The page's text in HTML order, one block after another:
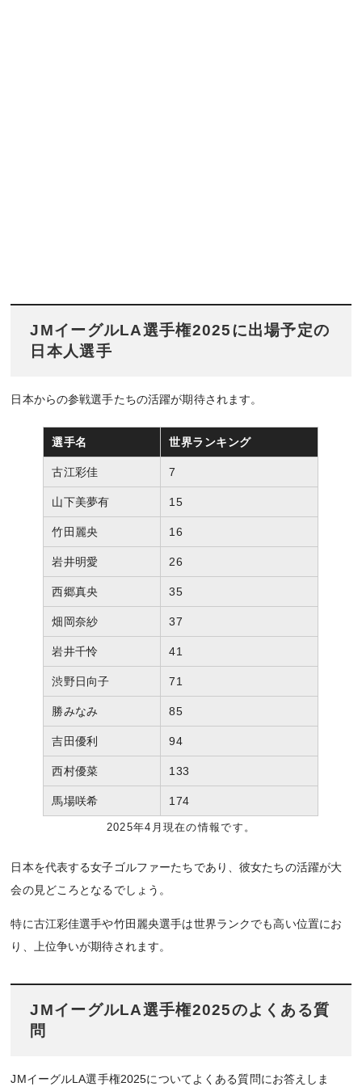
JMイーグルLA選手権2025に出場予定の
日本人選手
日本からの参戦選手たちの活躍が期待されます。
選手名 世界ランキング
古江彩佳 7
山下美夢有 15
竹田麗央 16
岩井明愛 26
西郷真央 35
畑岡奈紗 37
岩井千怜 41
渋野日向子 71
勝みなみ 85
吉田優利 94
西村優菜 133
馬場咲希 174
2025年4月現在の情報です。
日本を代表する女子ゴルファーたちであり、彼女たちの活躍が大
会の見どころとなるでしょう。
特に古江彩佳選手や竹田麗央選手は世界ランクでも高い位置にお
り、上位争いが期待されます。
JMイーグルLA選手権2025のよくある質
問
JMイーグルLA選手権2025についてよくある質問にお答えしま